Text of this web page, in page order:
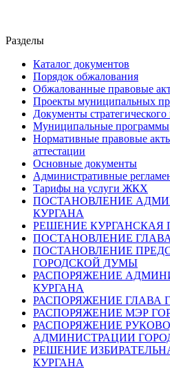
Разделы
Каталог документов
Порядок обжалования
Обжалованные правовые
Проекты муниципальных
Документы
Муниципальные программы
Нормативные правовые
аттестации
Основные документы
Административные
Тарифы на услуги ЖКХ
ПОСТАНОВЛЕНИЕ
КУРГАНА
РЕШЕНИЕ КУРГАНСКАЯ
ПОСТАНОВЛЕНИЕ
ПОСТАНОВЛЕНИЕ
ГОРОДСКОЙ ДУМЫ
РАСПОРЯЖЕНИЕ
КУРГАНА
РАСПОРЯЖЕНИЕ ГЛАВА
РАСПОРЯЖЕНИЕ МЭР
РАСПОРЯЖЕНИЕ
АДМИНИСТРАЦИИ
РЕШЕНИЕ
КУРГАНА